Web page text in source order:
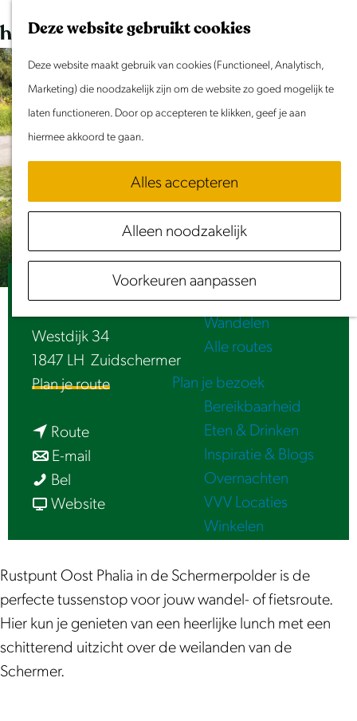
Deze website gebruikt cookies
Deze website maakt gebruik van cookies (Functioneel, Analytisch,
Marketing) die noodzakelijk zijn om de website zo goed mogelijk te
laten functioneren. Door op accepteren te klikken, geef je aan
hiermee akkoord te gaan.
Alles accepteren
Alleen noodzakelijk
Voorkeuren aanpassen
G
a
n
a
a
r
d
e
h
o
m
e
K
a
r
t
Z
e
k
e
n
e
n
u
Evenement aanmelden
Doen & Beleven
Zomer in Laag Holland
Met kinderen
Samen eropuit
Rust & Stilte
Activiteiten
Routes
Fietsen
Varen
Wandelen
Alle routes
Plan je bezoek
Bereikbaarheid
Eten & Drinken
Inspiratie & Blogs
Overnachten
VVV Locaties
Winkelen
Rustpunt: Oost Phalia
Westdijk 34
1847 LH Zuidschermer
Plan je routen
p
u
n
t
Routen
a
r
s
t
p
u
E-mail
a
u
s
t
p
Bel
u
p
u
n
t
Websitev
R
u
s
t
Rustpunt Oost Phalia in de Schermerpolder is de
perfecte tussenstop voor jouw wandel- of fietsroute.
Hier kun je genieten van een heerlijke lunch met een
schitterend uitzicht over de weilanden van de
Schermer.